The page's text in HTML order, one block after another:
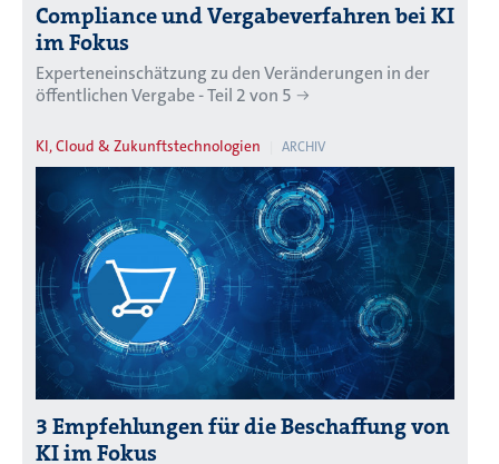
Compliance und Vergabeverfahren bei KI
im Fokus
Experteneinschätzung zu den Veränderungen in der
öffentlichen Vergabe - Teil 2 von 5
KI, Cloud & Zukunftstechnologien ARCHIV
3 Empfehlungen für die Beschaffung von
KI im Fokus